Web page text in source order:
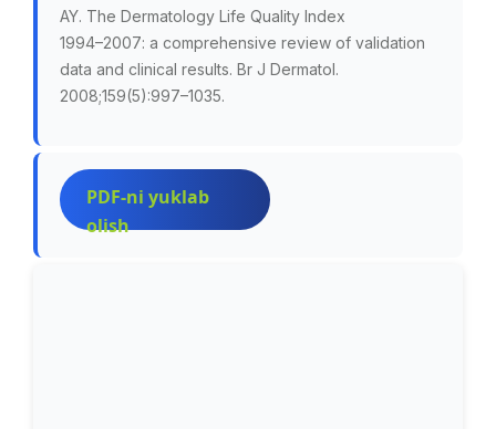
AY. The Dermatology Life Quality Index
1994–2007: a comprehensive review of validation
data and clinical results. Br J Dermatol.
2008;159(5):997–1035.
PDF-ni yuklab
olish